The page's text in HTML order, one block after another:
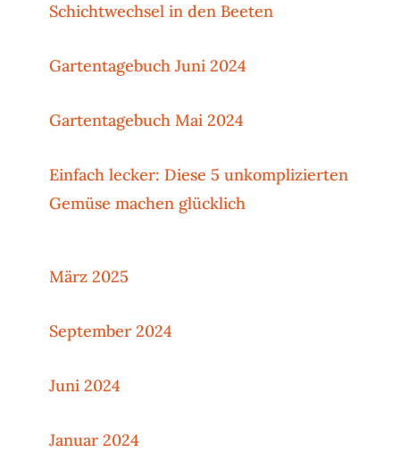
Schichtwechsel in den Beeten
Gartentagebuch Juni 2024
Gartentagebuch Mai 2024
Einfach lecker: Diese 5 unkomplizierten
Gemüse machen glücklich
März 2025
September 2024
Juni 2024
Januar 2024